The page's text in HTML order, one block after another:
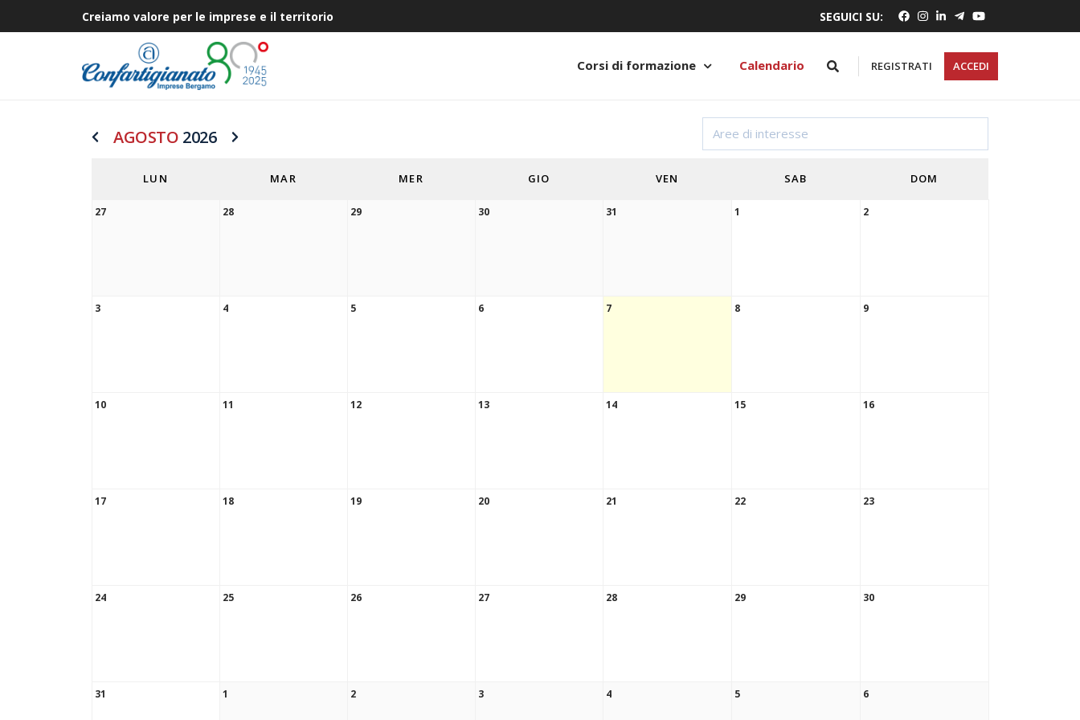
Creiamo valore per le imprese e il territorio SEGUICI SU:
Corsi di formazione Calendario REGISTRATI ACCEDI
AGOSTO 2026
LUN MAR MER GIO VEN SAB DOM
27 28 29 30 31 1 2
3 4 5 6 7 8 9
10 11 12 13 14 15 16
17 18 19 20 21 22 23
24 25 26 27 28 29 30
31 1 2 3 4 5 6